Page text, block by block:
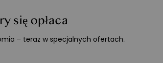
się opłaca
– teraz w specjalnych ofertach.